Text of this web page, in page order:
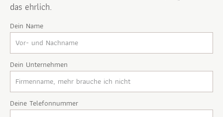
das ehrlich.
Dein Name
Dein Unternehmen
Deine Telefonnummer